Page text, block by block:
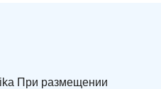
При размещении